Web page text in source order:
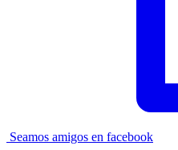
Seamos amigos en facebook